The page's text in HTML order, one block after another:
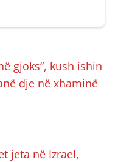
gjoks”, kush ishin
dje në xhaminë
jeta në Izrael,